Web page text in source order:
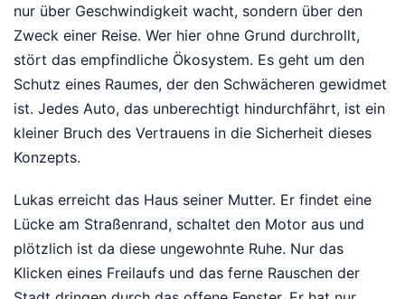
nur über Geschwindigkeit wacht, sondern über den
Zweck einer Reise. Wer hier ohne Grund durchrollt,
stört das empfindliche Ökosystem. Es geht um den
Schutz eines Raumes, der den Schwächeren gewidmet
ist. Jedes Auto, das unberechtigt hindurchfährt, ist ein
kleiner Bruch des Vertrauens in die Sicherheit dieses
Konzepts.
Lukas erreicht das Haus seiner Mutter. Er findet eine
Lücke am Straßenrand, schaltet den Motor aus und
plötzlich ist da diese ungewohnte Ruhe. Nur das
Klicken eines Freilaufs und das ferne Rauschen der